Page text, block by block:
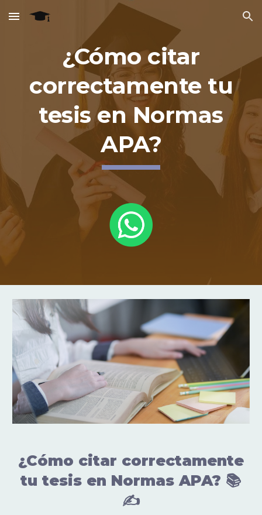
Skip to main content Skip to navigation
¿Cómo citar
correctamente tu
tesis en Normas
APA?
¿Cómo citar correctamente
tu tesis en Normas APA? 📚
✍️